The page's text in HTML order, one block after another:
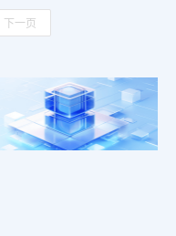
是又一个简单的呼叫中
管理客户全生命周期
的“全生命周期蓝
下一页